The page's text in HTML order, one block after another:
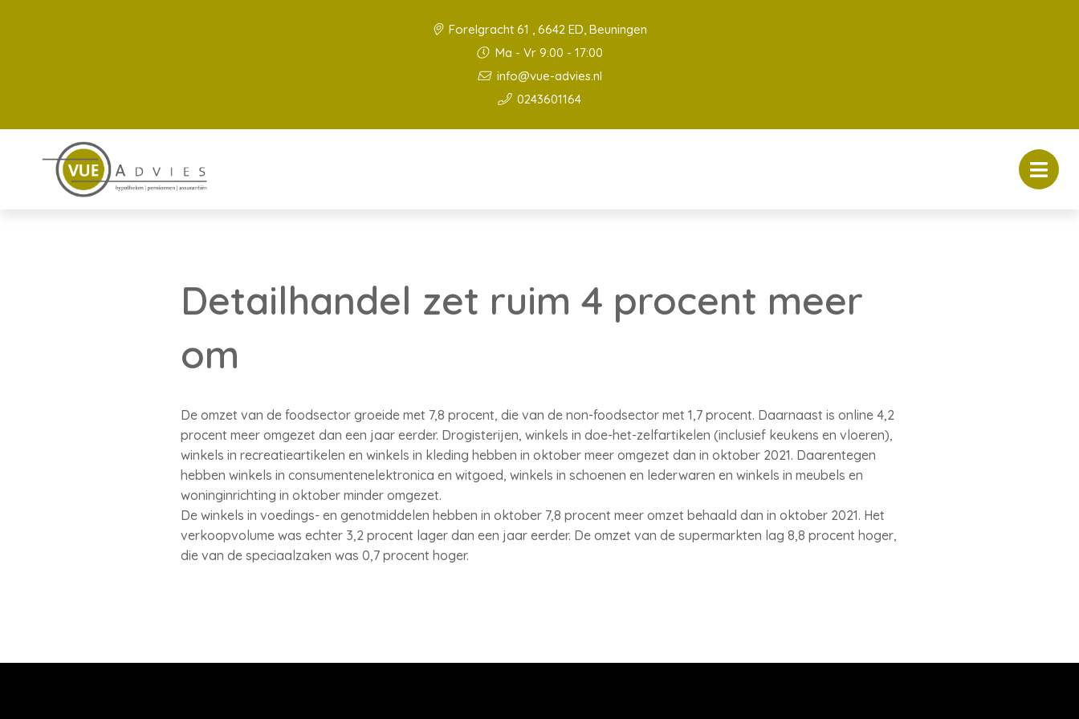
Forelgracht 61 , 6642 ED, Beuningen
Ma - Vr 9:00 - 17:00
info@vue-advies.nl
0243601164
Detailhandel zet ruim 4 procent meer
om
De omzet van de foodsector groeide met 7,8 procent, die van de non-foodsector met 1,7 procent. Daarnaast is online 4,2
procent meer omgezet dan een jaar eerder. Drogisterijen, winkels in doe-het-zelfartikelen (inclusief keukens en vloeren),
winkels in recreatieartikelen en winkels in kleding hebben in oktober meer omgezet dan in oktober 2021. Daarentegen
hebben winkels in consumentenelektronica en witgoed, winkels in schoenen en lederwaren en winkels in meubels en
woninginrichting in oktober minder omgezet.
De winkels in voedings- en genotmiddelen hebben in oktober 7,8 procent meer omzet behaald dan in oktober 2021. Het
verkoopvolume was echter 3,2 procent lager dan een jaar eerder. De omzet van de supermarkten lag 8,8 procent hoger,
die van de speciaalzaken was 0,7 procent hoger.